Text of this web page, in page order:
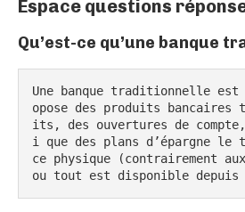
Espace questions
Qu’est-ce qu’une banque
Une banque traditionnelle est
opose des produits bancaires
its, des ouvertures de
i que des plans d’épargne le
ce physique (contrairement
ou tout est disponible depuis